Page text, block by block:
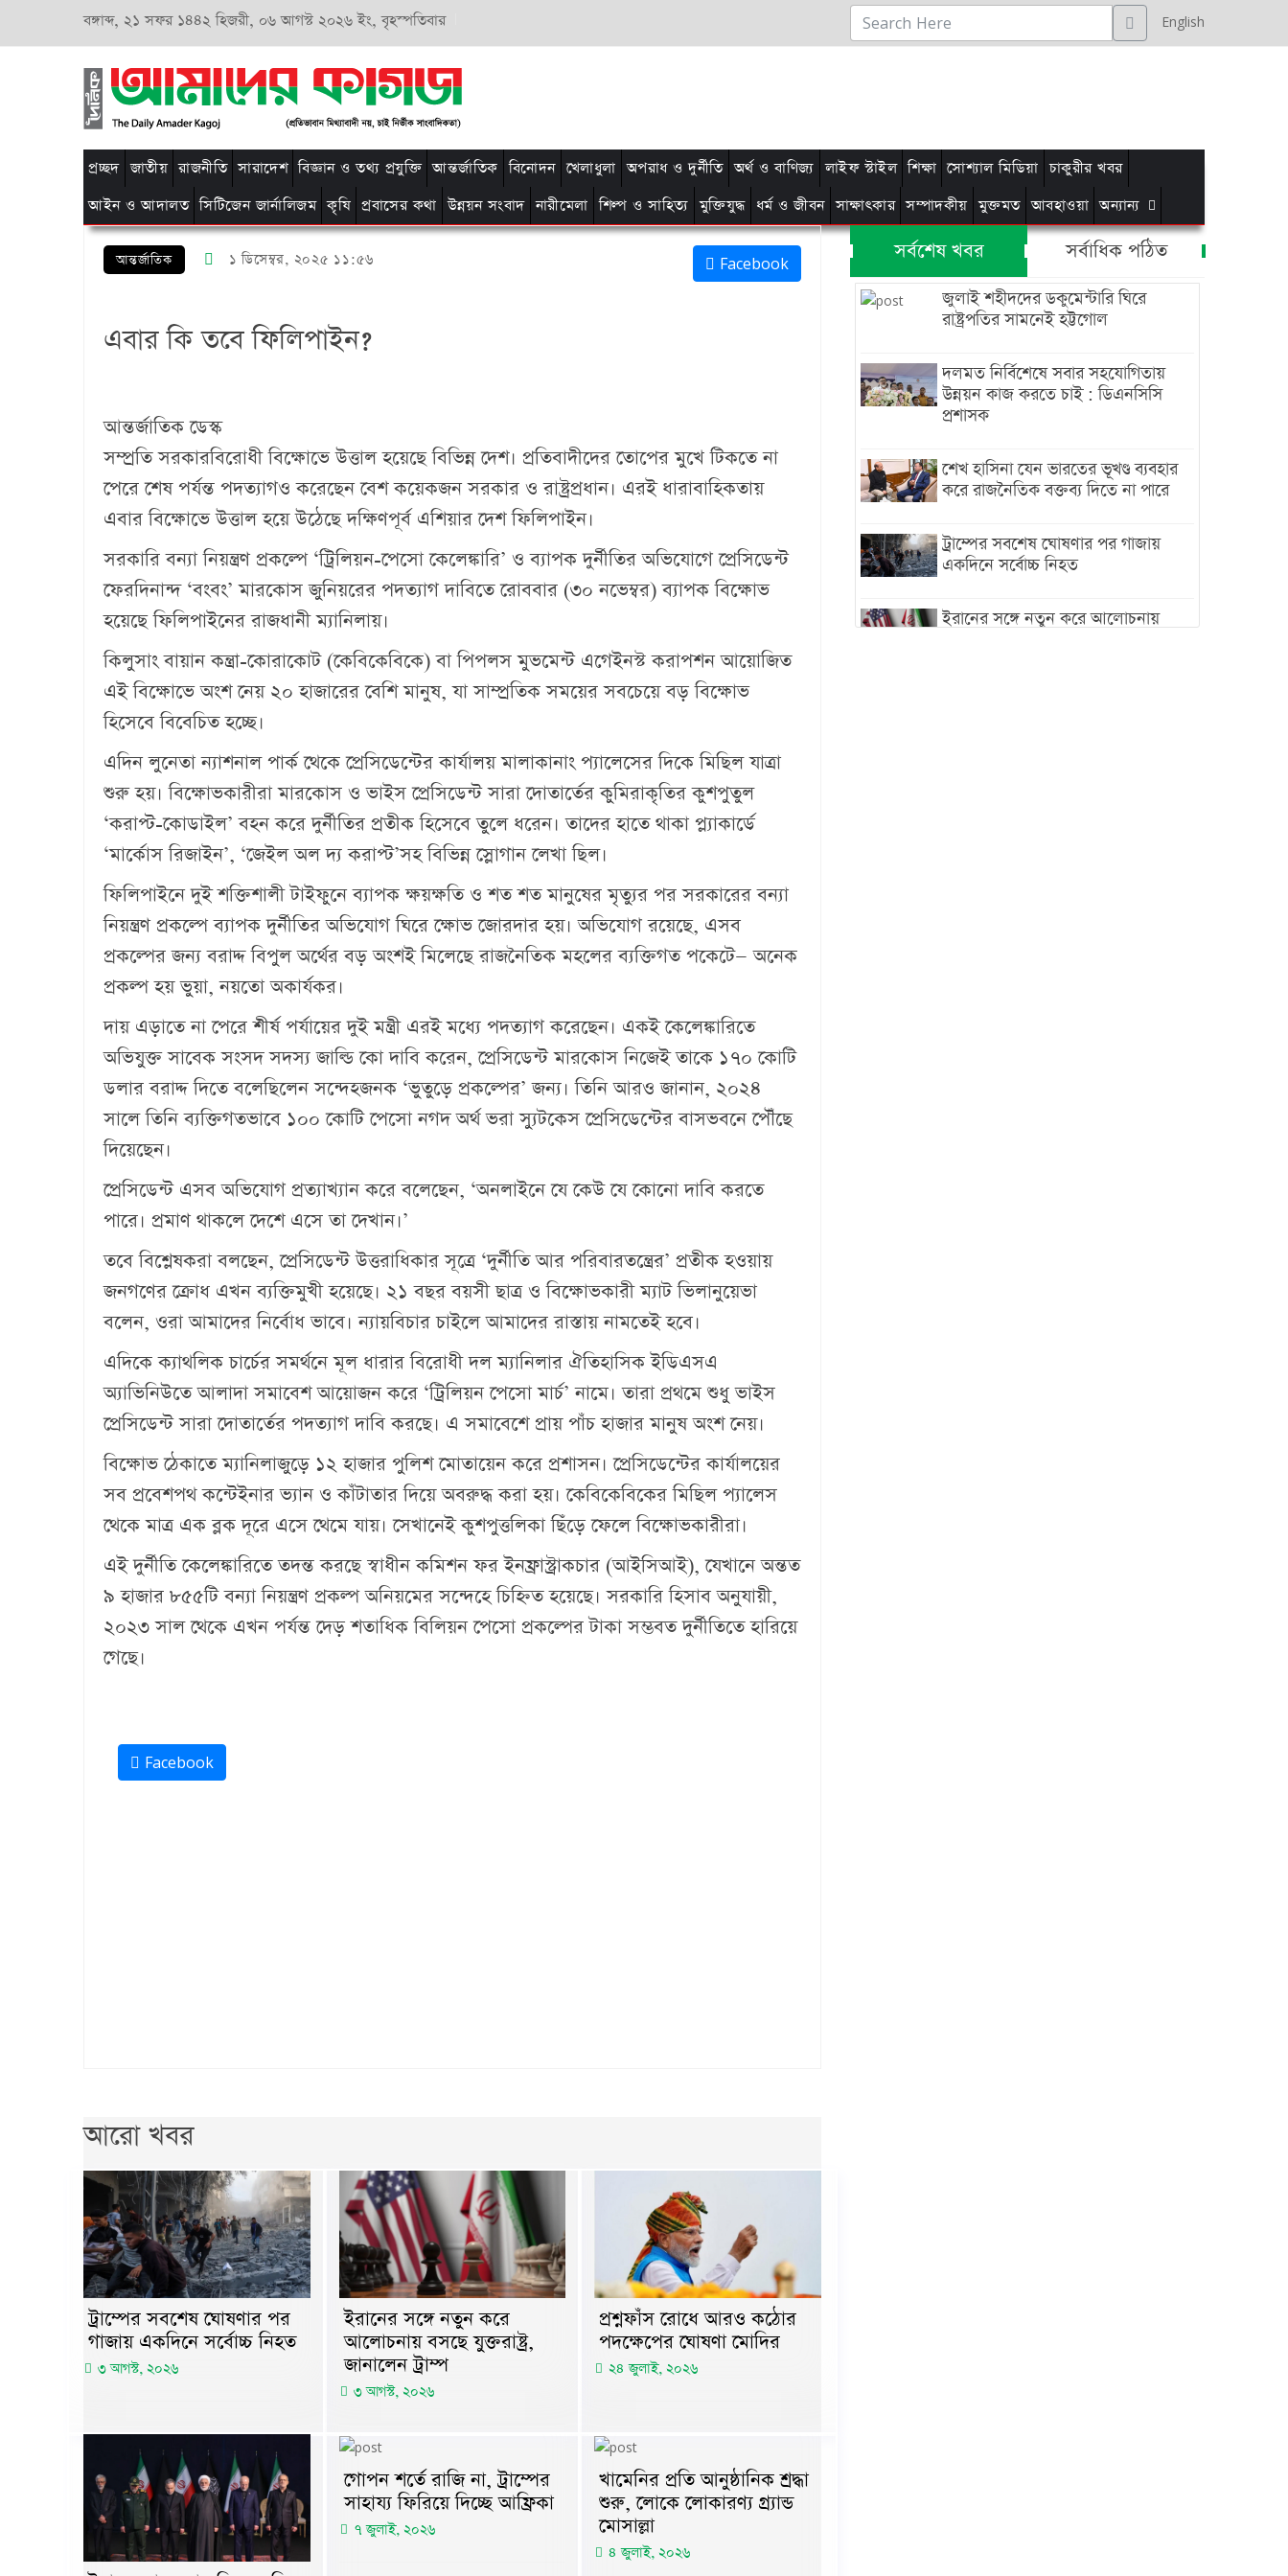
বঙ্গাব্দ, ২১ সফর ১৪৪২ হিজরী, ০৬ আগস্ট ২০২৬ ইং, বৃহস্পতিবার English
প্রচ্ছদ জাতীয় রাজনীতি সারাদেশ বিজ্ঞান ও তথ্য প্রযুক্তি আন্তর্জাতিক বিনোদন খেলাধুলা অপরাধ ও দুর্নীতি অর্থ ও বাণিজ্য লাইফ স্টাইল শিক্ষা সোশ্যাল মিডিয়া চাকুরীর খবর
আইন ও আদালত সিটিজেন জার্নালিজম কৃষি প্রবাসের কথা উন্নয়ন সংবাদ নারীমেলা শিল্প ও সাহিত্য মুক্তিযুদ্ধ ধর্ম ও জীবন সাক্ষাৎকার সম্পাদকীয় মুক্তমত আবহাওয়া অন্যান্য
আন্তর্জাতিক ১ ডিসেম্বর, ২০২৫ ১১:৫৬ Facebook
এবার কি তবে ফিলিপাইন?
আন্তর্জাতিক ডেস্ক
সম্প্রতি সরকারবিরোধী বিক্ষোভে উত্তাল হয়েছে বিভিন্ন দেশ। প্রতিবাদীদের তোপের মুখে টিকতে না
পেরে শেষ পর্যন্ত পদত্যাগও করেছেন বেশ কয়েকজন সরকার ও রাষ্ট্রপ্রধান। এরই ধারাবাহিকতায়
এবার বিক্ষোভে উত্তাল হয়ে উঠেছে দক্ষিণপূর্ব এশিয়ার দেশ ফিলিপাইন।
সরকারি বন্যা নিয়ন্ত্রণ প্রকল্পে ‘ট্রিলিয়ন-পেসো কেলেঙ্কারি’ ও ব্যাপক দুর্নীতির অভিযোগে প্রেসিডেন্ট
ফেরদিনান্দ ‘বংবং’ মারকোস জুনিয়রের পদত্যাগ দাবিতে রোববার (৩০ নভেম্বর) ব্যাপক বিক্ষোভ
হয়েছে ফিলিপাইনের রাজধানী ম্যানিলায়।
কিলুসাং বায়ান কন্ত্রা-কোরাকোট (কেবিকেবিকে) বা পিপলস মুভমেন্ট এগেইনস্ট করাপশন আয়োজিত
এই বিক্ষোভে অংশ নেয় ২০ হাজারের বেশি মানুষ, যা সাম্প্রতিক সময়ের সবচেয়ে বড় বিক্ষোভ
হিসেবে বিবেচিত হচ্ছে।
এদিন লুনেতা ন্যাশনাল পার্ক থেকে প্রেসিডেন্টের কার্যালয় মালাকানাং প্যালেসের দিকে মিছিল যাত্রা
শুরু হয়। বিক্ষোভকারীরা মারকোস ও ভাইস প্রেসিডেন্ট সারা দোতার্তের কুমিরাকৃতির কুশপুতুল
‘করাপ্ট-কোডাইল’ বহন করে দুর্নীতির প্রতীক হিসেবে তুলে ধরেন। তাদের হাতে থাকা প্ল্যাকার্ডে
‘মার্কোস রিজাইন’, ‘জেইল অল দ্য করাপ্ট’সহ বিভিন্ন স্লোগান লেখা ছিল।
ফিলিপাইনে দুই শক্তিশালী টাইফুনে ব্যাপক ক্ষয়ক্ষতি ও শত শত মানুষের মৃত্যুর পর সরকারের বন্যা
নিয়ন্ত্রণ প্রকল্পে ব্যাপক দুর্নীতির অভিযোগ ঘিরে ক্ষোভ জোরদার হয়। অভিযোগ রয়েছে, এসব
প্রকল্পের জন্য বরাদ্দ বিপুল অর্থের বড় অংশই মিলেছে রাজনৈতিক মহলের ব্যক্তিগত পকেটে— অনেক
প্রকল্প হয় ভুয়া, নয়তো অকার্যকর।
দায় এড়াতে না পেরে শীর্ষ পর্যায়ের দুই মন্ত্রী এরই মধ্যে পদত্যাগ করেছেন। একই কেলেঙ্কারিতে
অভিযুক্ত সাবেক সংসদ সদস্য জাল্ডি কো দাবি করেন, প্রেসিডেন্ট মারকোস নিজেই তাকে ১৭০ কোটি
ডলার বরাদ্দ দিতে বলেছিলেন সন্দেহজনক ‘ভুতুড়ে প্রকল্পের’ জন্য। তিনি আরও জানান, ২০২৪
সালে তিনি ব্যক্তিগতভাবে ১০০ কোটি পেসো নগদ অর্থ ভরা স্যুটকেস প্রেসিডেন্টের বাসভবনে পৌঁছে
দিয়েছেন।
প্রেসিডেন্ট এসব অভিযোগ প্রত্যাখ্যান করে বলেছেন, ‘অনলাইনে যে কেউ যে কোনো দাবি করতে
পারে। প্রমাণ থাকলে দেশে এসে তা দেখান।’
তবে বিশ্লেষকরা বলছেন, প্রেসিডেন্ট উত্তরাধিকার সূত্রে ‘দুর্নীতি আর পরিবারতন্ত্রের’ প্রতীক হওয়ায়
জনগণের ক্রোধ এখন ব্যক্তিমুখী হয়েছে। ২১ বছর বয়সী ছাত্র ও বিক্ষোভকারী ম্যাট ভিলানুয়েভা
বলেন, ওরা আমাদের নির্বোধ ভাবে। ন্যায়বিচার চাইলে আমাদের রাস্তায় নামতেই হবে।
এদিকে ক্যাথলিক চার্চের সমর্থনে মূল ধারার বিরোধী দল ম্যানিলার ঐতিহাসিক ইডিএসএ
অ্যাভিনিউতে আলাদা সমাবেশ আয়োজন করে ‘ট্রিলিয়ন পেসো মার্চ’ নামে। তারা প্রথমে শুধু ভাইস
প্রেসিডেন্ট সারা দোতার্তের পদত্যাগ দাবি করছে। এ সমাবেশে প্রায় পাঁচ হাজার মানুষ অংশ নেয়।
বিক্ষোভ ঠেকাতে ম্যানিলাজুড়ে ১২ হাজার পুলিশ মোতায়েন করে প্রশাসন। প্রেসিডেন্টের কার্যালয়ের
সব প্রবেশপথ কন্টেইনার ভ্যান ও কাঁটাতার দিয়ে অবরুদ্ধ করা হয়। কেবিকেবিকের মিছিল প্যালেস
থেকে মাত্র এক ব্লক দূরে এসে থেমে যায়। সেখানেই কুশপুত্তলিকা ছিঁড়ে ফেলে বিক্ষোভকারীরা।
এই দুর্নীতি কেলেঙ্কারিতে তদন্ত করছে স্বাধীন কমিশন ফর ইনফ্রাস্ট্রাকচার (আইসিআই), যেখানে অন্তত
৯ হাজার ৮৫৫টি বন্যা নিয়ন্ত্রণ প্রকল্প অনিয়মের সন্দেহে চিহ্নিত হয়েছে। সরকারি হিসাব অনুযায়ী,
২০২৩ সাল থেকে এখন পর্যন্ত দেড় শতাধিক বিলিয়ন পেসো প্রকল্পের টাকা সম্ভবত দুর্নীতিতে হারিয়ে
গেছে।
Facebook
আরো খবর
ট্রাম্পের সবশেষ ঘোষণার পর
গাজায় একদিনে সর্বোচ্চ নিহত
৩ আগস্ট, ২০২৬
ইরানের সঙ্গে নতুন করে
আলোচনায় বসছে যুক্তরাষ্ট্র,
জানালেন ট্রাম্প
৩ আগস্ট, ২০২৬
প্রশ্নফাঁস রোধে আরও কঠোর
পদক্ষেপের ঘোষণা মোদির
২৪ জুলাই, ২০২৬
গোপন শর্তে রাজি না, ট্রাম্পের
সাহায্য ফিরিয়ে দিচ্ছে আফ্রিকা
৭ জুলাই, ২০২৬
খামেনির প্রতি আনুষ্ঠানিক শ্রদ্ধা
শুরু, লোকে লোকারণ্য গ্র্যান্ড
মোসাল্লা
৪ জুলাই, ২০২৬
সর্বশেষ খবর সর্বাধিক পঠিত
জুলাই শহীদদের ডকুমেন্টারি ঘিরে
রাষ্ট্রপতির সামনেই হট্টগোল
দলমত নির্বিশেষে সবার সহযোগিতায়
উন্নয়ন কাজ করতে চাই : ডিএনসিসি
প্রশাসক
শেখ হাসিনা যেন ভারতের ভূখণ্ড ব্যবহার
করে রাজনৈতিক বক্তব্য দিতে না পারে
ট্রাম্পের সবশেষ ঘোষণার পর গাজায়
একদিনে সর্বোচ্চ নিহত
ইরানের সঙ্গে নতুন করে আলোচনায়